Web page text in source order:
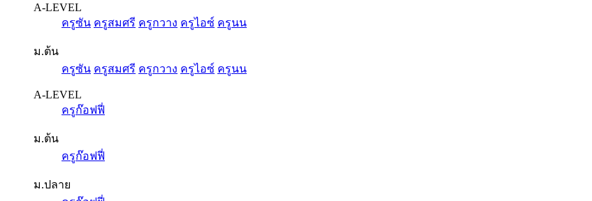
A-LEVEL
ครูซัน ครูสมศรี ครูกวาง ครูไอซ์ ครูนน
ม.ต้น
ครูซัน ครูสมศรี ครูกวาง ครูไอซ์ ครูนน
A-LEVEL
ครูก๊อฟฟี่
ม.ต้น
ครูก๊อฟฟี่
ม.ปลาย